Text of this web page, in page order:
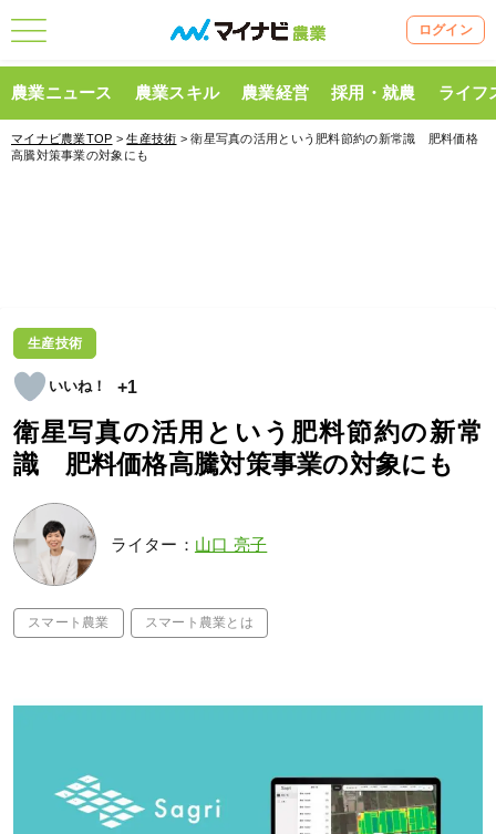
ログイン
農業ニュース 農業スキル 農業経営 採用・就農 ライフ
マイナビ農業TOP >生産技術 > 衛星写真の活用という肥料節約の新常識 肥料価格
高騰対策事業の対象にも
生産技術
+1
衛星写真の活用という肥料節約の新常
識 肥料価格高騰対策事業の対象にも
ライター： 山口 亮子
スマート農業 スマート農業とは